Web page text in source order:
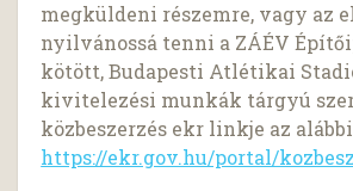
megküldeni részemre, vagy az
nyilvánossá tenni a ZÁÉV
kötött, Budapesti Atlétikai
kivitelezési munkák tárgyú
közbeszerzés ekr linkje az
https://ekr.gov.hu/portal/